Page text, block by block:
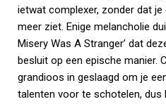
ietwat complexer, zonder dat
meer ziet. Enige melancholie
Misery Was A Stranger’ dat
besluit op een epische manier.
grandioos in geslaagd om je
talenten voor te schotelen, dus